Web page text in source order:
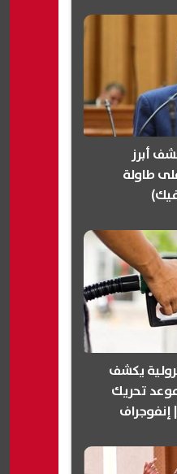
أبرز
طاولة
يكشف
تحريك
إنفوجراف